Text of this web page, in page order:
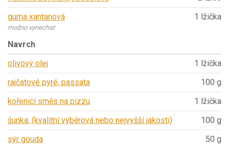
guma xantanová
možno vynechat
1 lžička
Navrch
olivový olej
1 lžička
rajčatové pyré, passata
100 g
kořenicí směs na pizzu
1 lžička
šunka, (kvalitní výběrová nebo nejvyšší jakosti)
100 g
sýr gouda
50 g